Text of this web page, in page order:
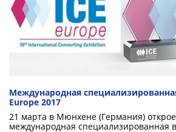
Международная
Europe 2017
21 марта в Мюнхене (Германия)
международная специализированная